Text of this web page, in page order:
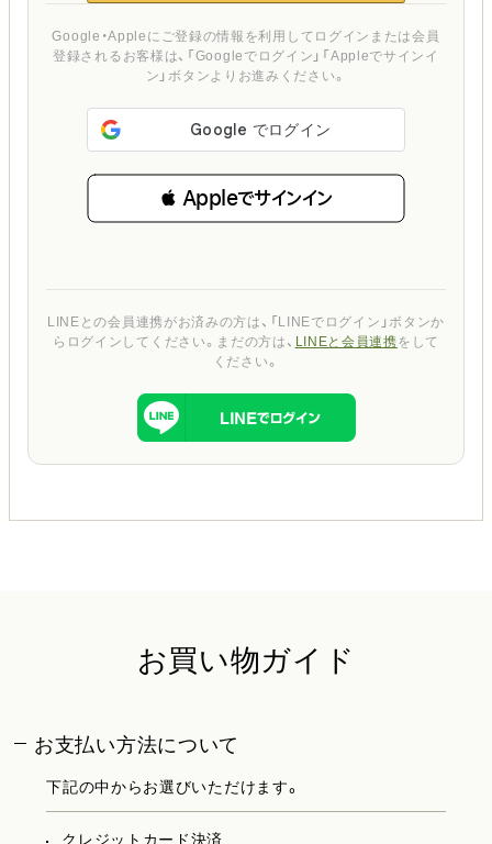
 Appleでサインイン
Google・Appleにご登録の情報を利用してログインまたは会員
登録されるお客様は、「Googleでログイン」「Appleでサインイ
ン」ボタンよりお進みください。
LINEとの会員連携がお済みの方は、「LINEでログイン」ボタンか
らログインしてください。まだの方は、 LINEと会員連携をして
ください。
お買い物ガイド
お支払い方法について
下記の中からお選びいただけます。
クレジットカード決済